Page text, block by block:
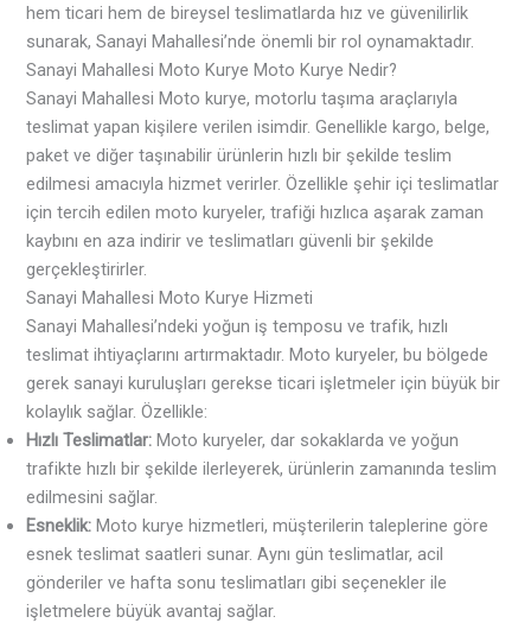
hem ticari hem de bireysel teslimatlarda hız ve güvenilirlik
sunarak, Sanayi Mahallesi’nde önemli bir rol oynamaktadır.
Sanayi Mahallesi Moto Kurye Moto Kurye Nedir?
Sanayi Mahallesi Moto kurye, motorlu taşıma araçlarıyla
teslimat yapan kişilere verilen isimdir. Genellikle kargo, belge,
paket ve diğer taşınabilir ürünlerin hızlı bir şekilde teslim
edilmesi amacıyla hizmet verirler. Özellikle şehir içi teslimatlar
için tercih edilen moto kuryeler, trafiği hızlıca aşarak zaman
kaybını en aza indirir ve teslimatları güvenli bir şekilde
gerçekleştirirler.
Sanayi Mahallesi Moto Kurye Hizmeti
Sanayi Mahallesi’ndeki yoğun iş temposu ve trafik, hızlı
teslimat ihtiyaçlarını artırmaktadır. Moto kuryeler, bu bölgede
gerek sanayi kuruluşları gerekse ticari işletmeler için büyük bir
kolaylık sağlar. Özellikle:
Hızlı Teslimatlar: Moto kuryeler, dar sokaklarda ve yoğun
trafikte hızlı bir şekilde ilerleyerek, ürünlerin zamanında teslim
edilmesini sağlar.
Esneklik: Moto kurye hizmetleri, müşterilerin taleplerine göre
esnek teslimat saatleri sunar. Aynı gün teslimatlar, acil
gönderiler ve hafta sonu teslimatları gibi seçenekler ile
işletmelere büyük avantaj sağlar.